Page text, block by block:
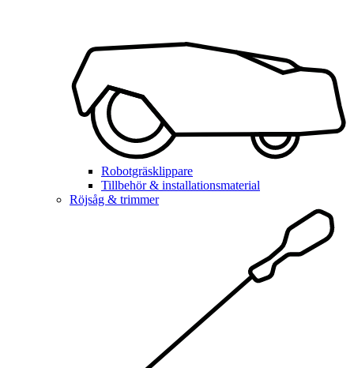
Robotgräsklippare
Tillbehör & installationsmaterial
Röjsåg & trimmer